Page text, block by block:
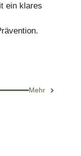
ein klares
Mehr